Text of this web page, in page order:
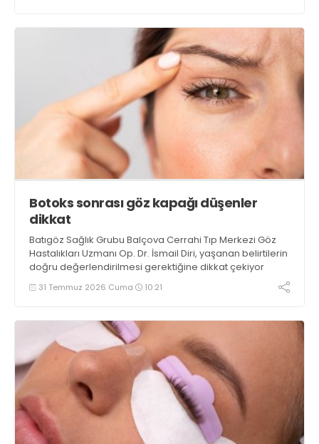
Botoks sonrası göz kapağı düşenler
dikkat
Batıgöz Sağlık Grubu Balçova Cerrahi Tıp Merkezi Göz
Hastalıkları Uzmanı Op. Dr. İsmail Diri, yaşanan belirtilerin
doğru değerlendirilmesi gerektiğine dikkat çekiyor
31 Temmuz 2026 Cuma 10:21